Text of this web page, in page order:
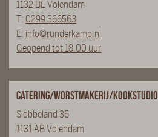
1132 BE Volendam
T: 0299 366563
E: info@runderkamp.nl
Geopend tot 18.00 uur
Catering/Worstmakerij/Kookstudio
Slobbeland 36
1131 AB Volendam